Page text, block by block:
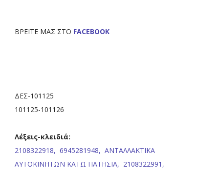
ΒΡΕΙΤΕ ΜΑΣ ΣΤΟ FACEBOOK
ΔΕΣ-101125
101125-101126
Λέξεις-κλειδιά:
2108322918, 6945281948, ΑΝΤΑΛΛΑΚΤΙΚΑ
ΑΥΤΟΚΙΝΗΤΩΝ ΚΑΤΩ ΠΑΤΗΣΙΑ, 2108322991,